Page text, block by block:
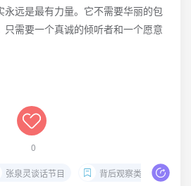
永远是最有力量。它不需要华丽的包
需要一个真诚的倾听者和一个愿意
0
张泉灵谈话节目 背后观察类节目